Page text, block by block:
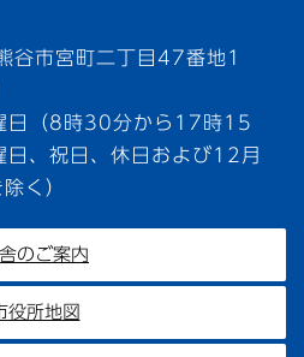
市宮町二丁目47番地1
日（8時30分から17時15
日、祝日、休日および12月
く）
のご案内
役所地図